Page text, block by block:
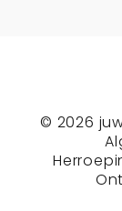
© 2026